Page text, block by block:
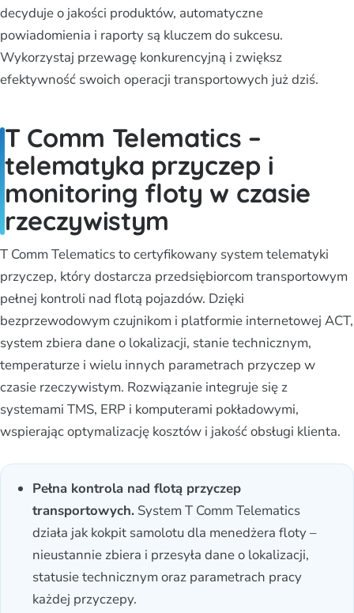
decyduje o jakości produktów, automatyczne
powiadomienia i raporty są kluczem do sukcesu.
Wykorzystaj przewagę konkurencyjną i zwiększ
efektywność swoich operacji transportowych już dziś.
T Comm Telematics –
telematyka przyczep i
monitoring floty w czasie
rzeczywistym
T Comm Telematics to certyfikowany system telematyki
przyczep, który dostarcza przedsiębiorcom transportowym
pełnej kontroli nad flotą pojazdów. Dzięki
bezprzewodowym czujnikom i platformie internetowej ACT,
system zbiera dane o lokalizacji, stanie technicznym,
temperaturze i wielu innych parametrach przyczep w
czasie rzeczywistym. Rozwiązanie integruje się z
systemami TMS, ERP i komputerami pokładowymi,
wspierając optymalizację kosztów i jakość obsługi klienta.
Pełna kontrola nad flotą przyczep
transportowych. System T Comm Telematics
działa jak kokpit samolotu dla menedżera floty –
nieustannie zbiera i przesyła dane o lokalizacji,
statusie technicznym oraz parametrach pracy
każdej przyczepy.